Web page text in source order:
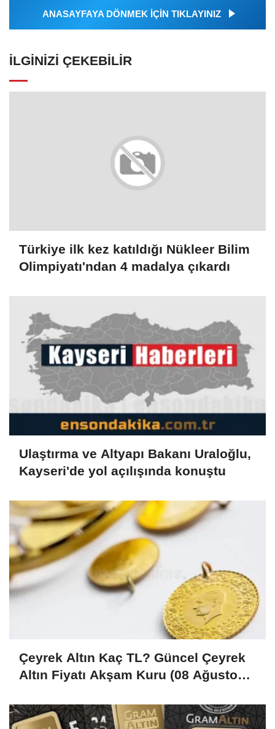
ANASAYFAYA DÖNMEK İÇİN TIKLAYINIZ
İLGINIZI ÇEKEBILIR
Türkiye ilk kez katıldığı Nükleer Bilim
Olimpiyatı'ndan 4 madalya çıkardı
Ulaştırma ve Altyapı Bakanı Uraloğlu,
Kayseri'de yol açılışında konuştu
Çeyrek Altın Kaç TL? Güncel Çeyrek
Altın Fiyatı Akşam Kuru (08 Ağustos